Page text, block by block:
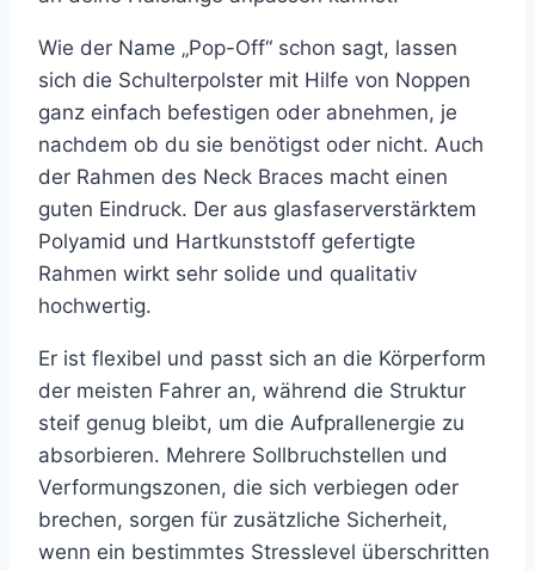
Wie der Name „Pop-Off“ schon sagt, lassen
sich die Schulterpolster mit Hilfe von Noppen
ganz einfach befestigen oder abnehmen, je
nachdem ob du sie benötigst oder nicht. Auch
der Rahmen des Neck Braces macht einen
guten Eindruck. Der aus glasfaserverstärktem
Polyamid und Hartkunststoff gefertigte
Rahmen wirkt sehr solide und qualitativ
hochwertig.
Er ist flexibel und passt sich an die Körperform
der meisten Fahrer an, während die Struktur
steif genug bleibt, um die Aufprallenergie zu
absorbieren. Mehrere Sollbruchstellen und
Verformungszonen, die sich verbiegen oder
brechen, sorgen für zusätzliche Sicherheit,
wenn ein bestimmtes Stresslevel überschritten